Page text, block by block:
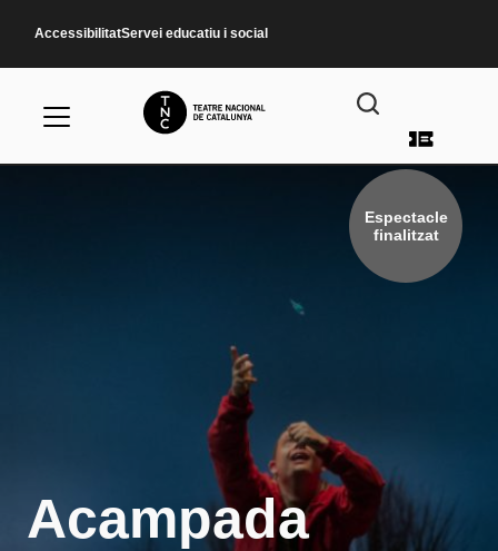
AccessibilitatServei educatiu i social
Menú
Espectacle
finalitzat
Acampada